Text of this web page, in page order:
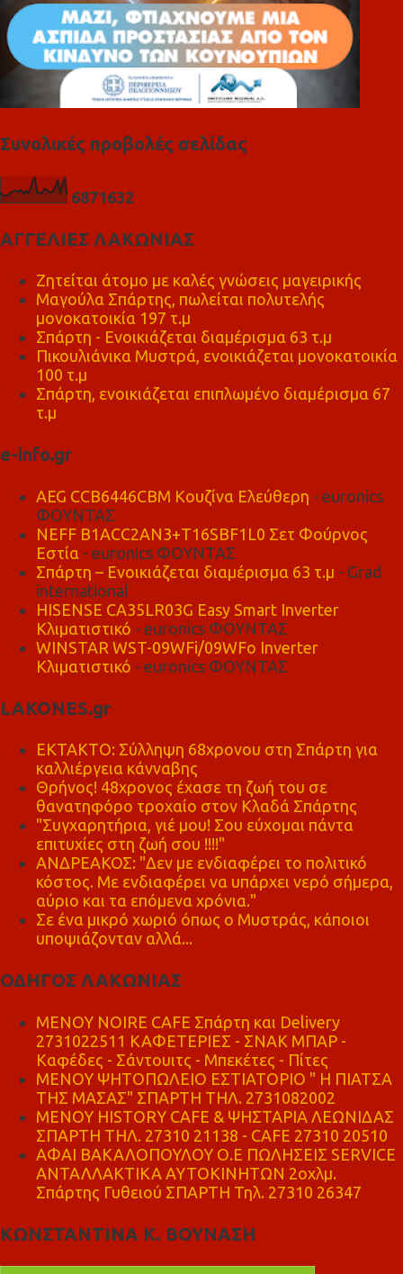
Συνολικές προβολές σελίδας
6871632
ΑΓΓΕΛΙΕΣ ΛΑΚΩΝΙΑΣ
Ζητείται άτομο με καλές γνώσεις μαγειρικής
Μαγούλα Σπάρτης, πωλείται πολυτελής
μονοκατοικία 197 τ.μ
Σπάρτη - Ενοικιάζεται διαμέρισμα 63 τ.μ
Πικουλιάνικα Μυστρά, ενοικιάζεται μονοκατοικία
100 τ.μ
Σπάρτη, ενοικιάζεται επιπλωμένο διαμέρισμα 67
τ.μ
e-info.gr
AEG CCB6446CBM Κουζίνα Ελεύθερη - euronics
ΦΟΥΝΤΑΣ
NEFF B1ACC2AN3+T16SBF1L0 Σετ Φούρνος
Εστία - euronics ΦΟΥΝΤΑΣ
Σπάρτη – Ενοικιάζεται διαμέρισμα 63 τ.μ - Grad
international
HISENSE CA35LR03G Easy Smart Inverter
Κλιματιστικό - euronics ΦΟΥΝΤΑΣ
WINSTAR WST-09WFi/09WFo Inverter
Κλιματιστικό - euronics ΦΟΥΝΤΑΣ
LAKONES.gr
ΕΚΤΑΚΤΟ: Σύλληψη 68χρονου στη Σπάρτη για
καλλιέργεια κάνναβης
Θρήνος! 48χρονος έχασε τη ζωή του σε
θανατηφόρο τροχαίο στον Κλαδά Σπάρτης
"Συγχαρητήρια, γιέ μου! Σου εύχομαι πάντα
επιτυχίες στη ζωή σου !!!!"
ΑΝΔΡΕΑΚΟΣ: "Δεν με ενδιαφέρει το πολιτικό
κόστος. Με ενδιαφέρει να υπάρχει νερό σήμερα,
αύριο και τα επόμενα χρόνια."
Σε ένα μικρό χωριό όπως ο Μυστράς, κάποιοι
υποψιάζονταν αλλά...
ΟΔΗΓΟΣ ΛΑΚΩΝΙΑΣ
MENOY NOIRE CAFE Σπάρτη και Delivery
2731022511 ΚΑΦΕΤΕΡΙΕΣ - ΣΝΑΚ ΜΠΑΡ -
Καφέδες - Σάντουιτς - Μπεκέτες - Πίτες
ΜΕΝΟΥ ΨΗΤΟΠΩΛΕΙΟ ΕΣΤΙΑΤΟΡΙΟ " Η ΠΙΑΤΣΑ
ΤΗΣ ΜΑΣΑΣ" ΣΠΑΡΤΗ ΤΗΛ. 2731082002
ΜΕΝΟΥ HISTORY CAFE & ΨΗΣΤΑΡΙΑ ΛΕΩΝΙΔΑΣ
ΣΠΑΡΤΗ ΤΗΛ. 27310 21138 - CAFE 27310 20510
ΑΦΑΙ ΒΑΚΑΛΟΠΟΥΛΟΥ Ο.Ε ΠΩΛΗΣΕΙΣ SERVICE
ΑΝΤΑΛΛΑΚΤΙΚΑ ΑΥΤΟΚΙΝΗΤΩΝ 2οχλμ.
Σπάρτης Γυθειού ΣΠΑΡΤΗ Τηλ. 27310 26347
ΚΩΝΣΤΑΝΤΙΝΑ Κ. ΒΟΥΝΑΣΗ